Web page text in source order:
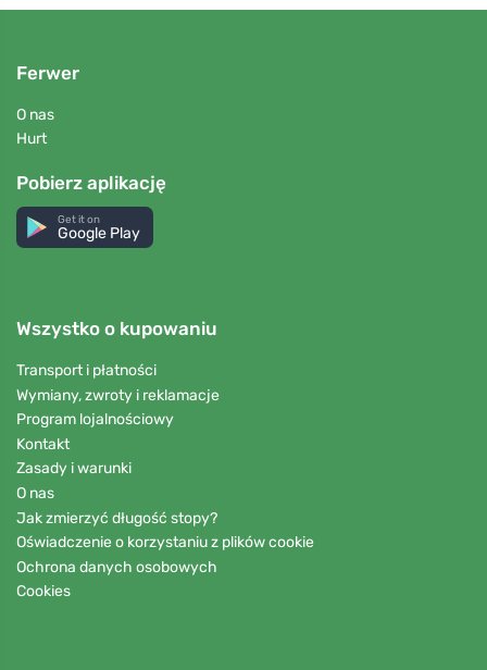
Ferwer
O nas
Hurt
Pobierz aplikację
Get it on
Google Play
Wszystko o kupowaniu
Transport i płatności
Wymiany, zwroty i reklamacje
Program lojalnościowy
Kontakt
Zasady i warunki
O nas
Jak zmierzyć długość stopy?
Oświadczenie o korzystaniu z plików cookie
Ochrona danych osobowych
Cookies